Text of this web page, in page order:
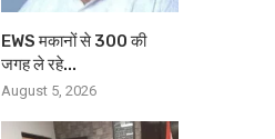
EWS मकानों से 300 की
जगह ले रहे...
August 5, 2026